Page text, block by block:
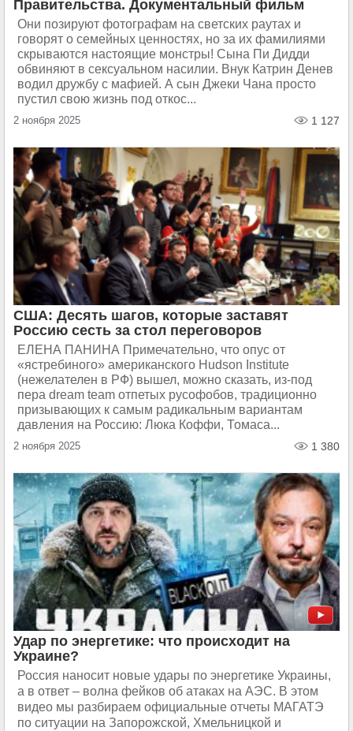
Правительства. Документальный фильм
Они позируют фотографам на светских раутах и
говорят о семейных ценностях, но за их фамилиями
скрываются настоящие монстры! Сына Пи Дидди
обвиняют в сексуальном насилии. Внук Катрин Денев
водил дружбу с мафией. А сын Джеки Чана просто
пустил свою жизнь под откос...
2 ноября 2025 1 127
США: Десять шагов, которые заставят
Россию сесть за стол переговоров
ЕЛЕНА ПАНИНА Примечательно, что опус от
«ястребиного» американского Hudson Institute
(нежелателен в РФ) вышел, можно сказать, из-под
пера dream team отпетых русофобов, традиционно
призывающих к самым радикальным вариантам
давления на Россию: Люка Коффи, Томаса...
2 ноября 2025 1 380
Удар по энергетике: что происходит на
Украине?
Россия наносит новые удары по энергетике Украины,
а в ответ – волна фейков об атаках на АЭС. В этом
видео мы разбираем официальные отчеты МАГАТЭ
по ситуации на Запорожской, Хмельницкой и